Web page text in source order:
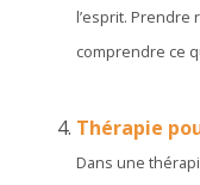
l’esprit.
comprendre ce
Thérapie
Dans une